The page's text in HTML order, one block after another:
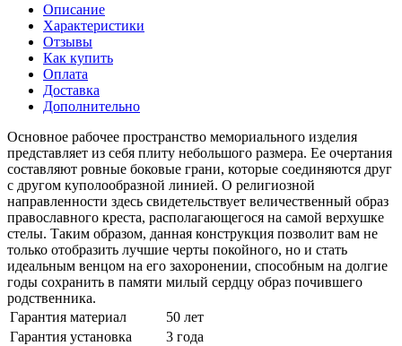
Описание
Характеристики
Отзывы
Как купить
Оплата
Доставка
Дополнительно
Основное рабочее пространство мемориального изделия
представляет из себя плиту небольшого размера. Ее очертания
составляют ровные боковые грани, которые соединяются друг
с другом куполообразной линией. О религиозной
направленности здесь свидетельствует величественный образ
православного креста, располагающегося на самой верхушке
стелы. Таким образом, данная конструкция позволит вам не
только отобразить лучшие черты покойного, но и стать
идеальным венцом на его захоронении, способным на долгие
годы сохранить в памяти милый сердцу образ почившего
родственника.
Гарантия материал
50 лет
Гарантия установка
3 года